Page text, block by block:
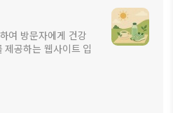
여 방문자에게 건강
제공하는 웹사이트 입